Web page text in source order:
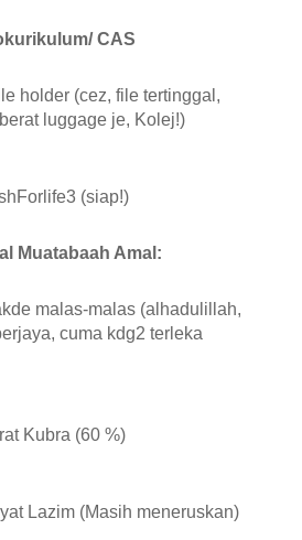
CAS
holder (cez, file tertinggal,
luggage je, Kolej!)
(siap!)
Muatabaah Amal:
malas-malas (alhadulillah,
cuma kdg2 terleka
Kubra (60 %)
Lazim (Masih meneruskan)